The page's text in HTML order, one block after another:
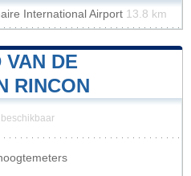
International Airport 13.8 km
VAN DE
RINCON
beschikbaar